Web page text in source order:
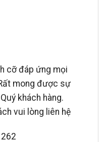
cỡ đáp ứng mọi
mong được sự
khách hàng.
vui lòng liên hệ